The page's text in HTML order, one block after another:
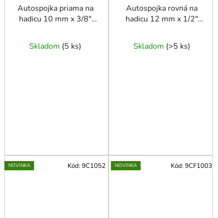
Autospojka priama na
hadicu 10 mm x 3/8"
Skladom (5 ks)
Autospojka rovná na
hadicu 12 mm x 1/2"
Skladom (>5 ks)
NOVINKA Kód:9C1052 NOVINKA Kód:9CF1003